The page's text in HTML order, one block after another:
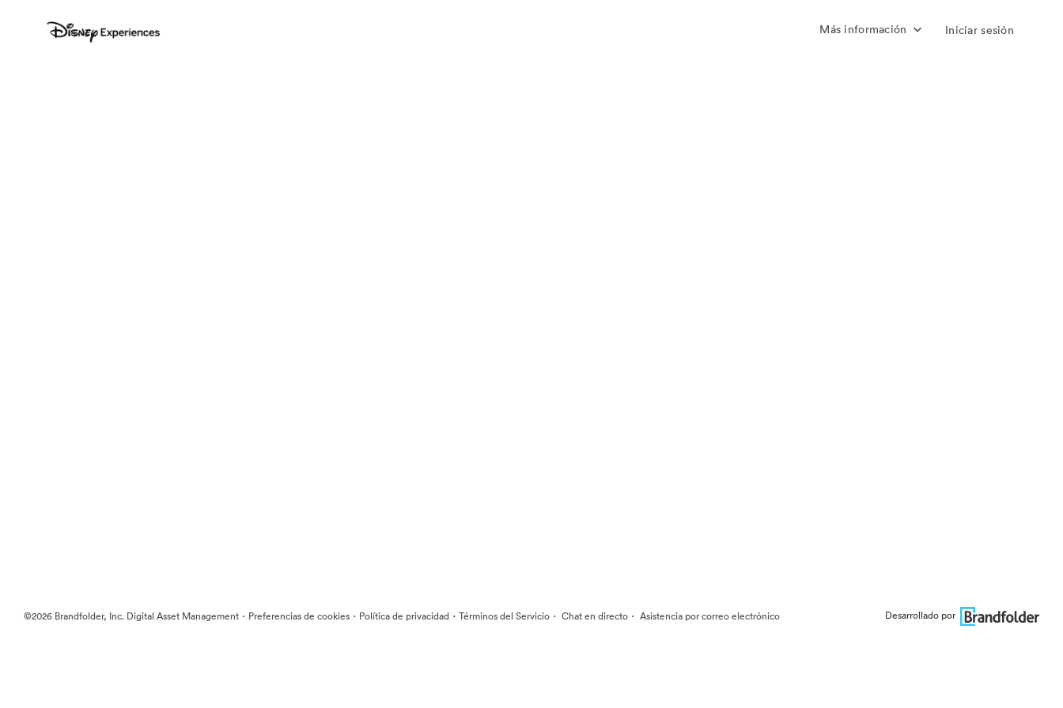
Más información Iniciar sesión
©2026 Brandfolder, Inc. Digital Asset Management · Preferencias de cookies · Política de privacidad · Términos del Servicio · Chat en directo · Asistencia por correo electrónico Desarrollado por